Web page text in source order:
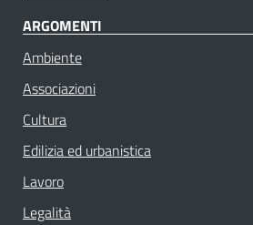
ARGOMENTI
Ambiente
Associazioni
Cultura
Edilizia ed urbanistica
Lavoro
Legalità